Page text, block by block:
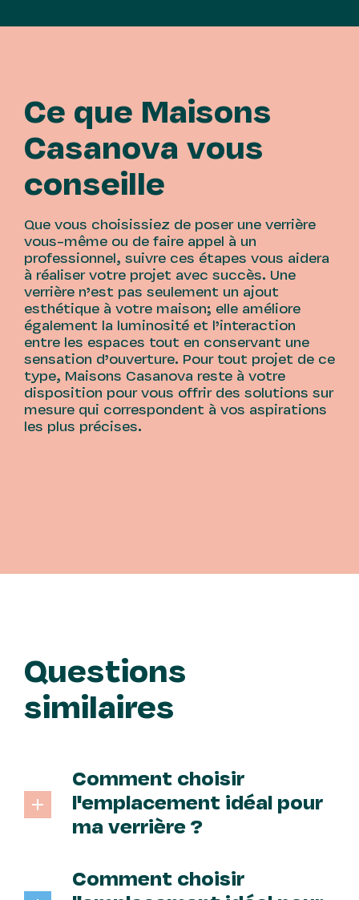
Ce que Maisons
Casanova vous
conseille
Que vous choisissiez de poser une verrière
vous-même ou de faire appel à un
professionnel, suivre ces étapes vous aidera
à réaliser votre projet avec succès. Une
verrière n’est pas seulement un ajout
esthétique à votre maison; elle améliore
également la luminosité et l’interaction
entre les espaces tout en conservant une
sensation d’ouverture. Pour tout projet de ce
type, Maisons Casanova reste à votre
disposition pour vous offrir des solutions sur
mesure qui correspondent à vos aspirations
les plus précises.
Questions
similaires
Comment choisir
l'emplacement idéal pour
ma verrière ?
compétences en bricolage.
Comment choisir